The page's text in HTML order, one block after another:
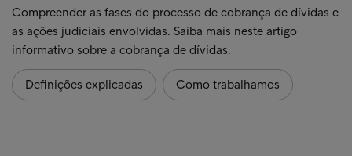
Compreender as fases do processo de cobrança de dívidas e
as ações judiciais envolvidas. Saiba mais neste artigo
informativo sobre a cobrança de dívidas.
Definições explicadas Como trabalhamos